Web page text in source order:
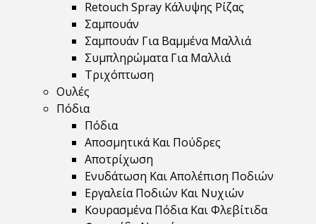
Retouch Spray Κάλυψης Ρίζας
Σαμπουάν
Σαμπουάν Για Βαμμένα Μαλλιά
Συμπληρώματα Για Μαλλιά
Τριχόπτωση
Ουλές
Πόδια
Πόδια
Αποσμητικά Και Πούδρες
Αποτρίχωση
Ενυδάτωση Και Απολέπιση Ποδιών
Εργαλεία Ποδιών Και Νυχιών
Κουρασμένα Πόδια Και Φλεβίτιδα